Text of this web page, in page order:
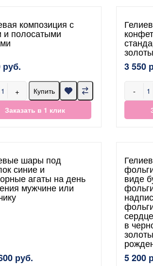
композиция с
и полосатыми
руб.
+
Купить
Заказать в 1 клик
3 550
-
шары под
синие и
агаты на день
мужчине или
руб.
виде
в
5 200